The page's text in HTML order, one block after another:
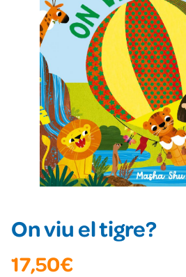
On viu el tigre?
17,50€